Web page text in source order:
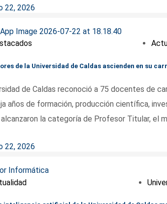
22, 2026
de la Universidad de Caldas ascienden en su
de Caldas reconoció a 75 docentes de
años de formación, producción científica,
la categoría de Profesor Titular, el
22, 2026